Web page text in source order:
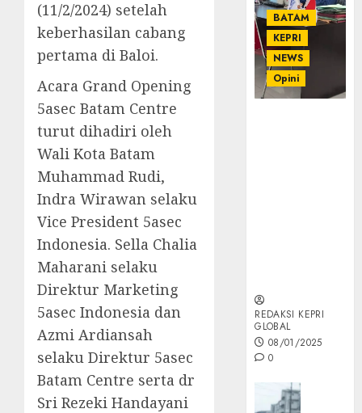
(11/2/2024) setelah
keberhasilan cabang
pertama di Baloi.
Acara Grand Opening
5asec Batam Centre
turut dihadiri oleh
Wali Kota Batam
Muhammad Rudi,
Indra Wirawan selaku
Vice President 5asec
Indonesia. Sella Chalia
Maharani selaku
Direktur Marketing
5asec Indonesia dan
Azmi Ardiansah
selaku Direktur 5asec
Batam Centre serta dr
Sri Rezeki Handayani
BATAM
KEPRI
NEWS
Opini
REDAKSI KEPRI
GLOBAL
08/01/2025
0